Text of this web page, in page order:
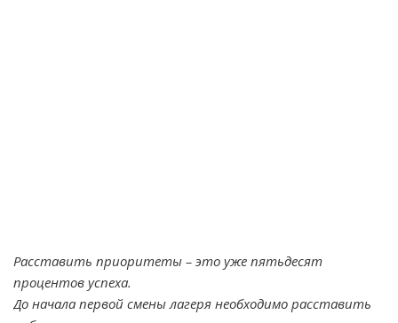
Расставить приоритеты – это уже пятьдесят
процентов успеха.
До начала первой смены лагеря необходимо расставить